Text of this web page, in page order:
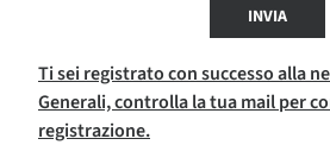
INVIA
Ti sei registrato con successo alla
Generali, controlla la tua mail per
registrazione.